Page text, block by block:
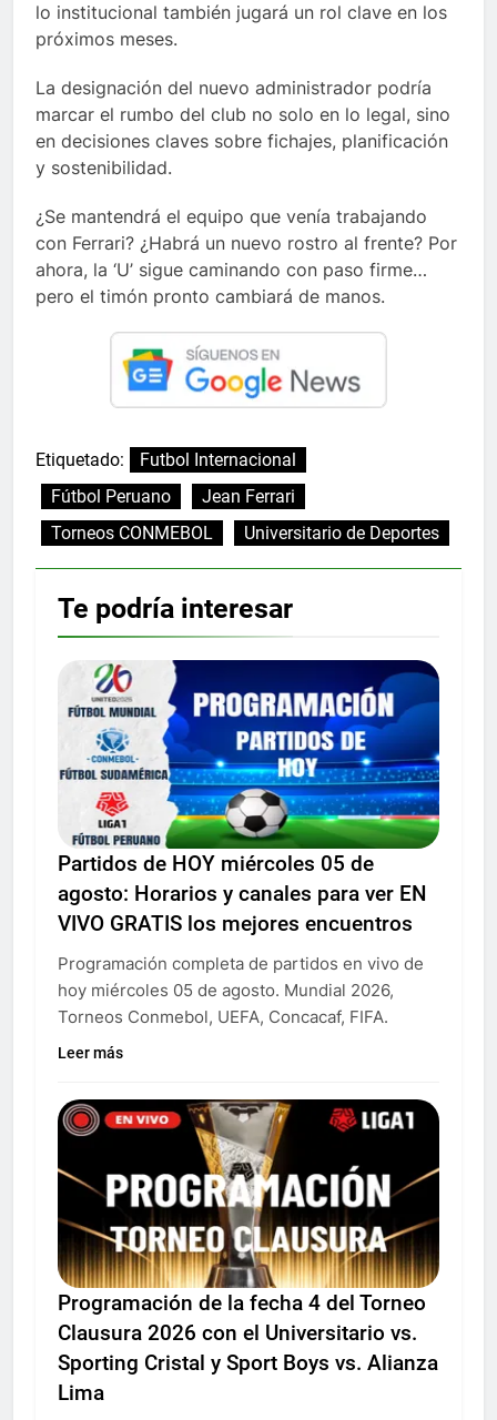
lo institucional también jugará un rol clave en los
próximos meses.
La designación del nuevo administrador podría
marcar el rumbo del club no solo en lo legal, sino
en decisiones claves sobre fichajes, planificación
y sostenibilidad.
¿Se mantendrá el equipo que venía trabajando
con Ferrari? ¿Habrá un nuevo rostro al frente? Por
ahora, la ‘U’ sigue caminando con paso firme…
pero el timón pronto cambiará de manos.
Etiquetado:
Futbol Internacional
Fútbol Peruano
Jean Ferrari
Torneos CONMEBOL
Universitario de Deportes
Te podría interesar
Partidos de HOY miércoles 05 de
agosto: Horarios y canales para ver EN
VIVO GRATIS los mejores encuentros
Programación completa de partidos en vivo de
hoy miércoles 05 de agosto. Mundial 2026,
Torneos Conmebol, UEFA, Concacaf, FIFA.
Leer más
Programación de la fecha 4 del Torneo
Clausura 2026 con el Universitario vs.
Sporting Cristal y Sport Boys vs. Alianza
Lima